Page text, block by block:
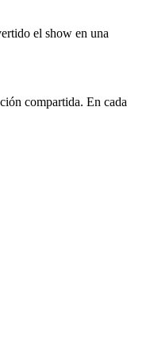
el show en una
compartida. En cada